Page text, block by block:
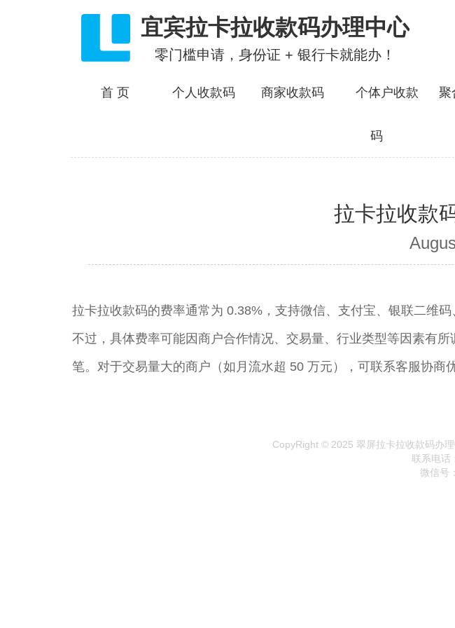
宜宾拉卡拉收款码办理中心
零门槛申请，身份证 + 银行卡就能办！
首 页 个人收款码 商家收款码 个体户收款
码
聚
拉卡拉收款
拉卡拉收款码的费率通常为 0.38%，支持微信、支付宝、银联二维
不过，具体费率可能因商户合作情况、交易量、行业类型等因素有
笔。对于交易量大的商户（如月流水超 50 万元），可联系客服协商
CopyRight © 2025 翠屏拉卡拉收款码办
联系电话
微信号